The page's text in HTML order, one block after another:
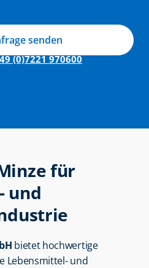
(0)7221 970600
senden
für
und
bietet hochwertige
Lebensmittel- und